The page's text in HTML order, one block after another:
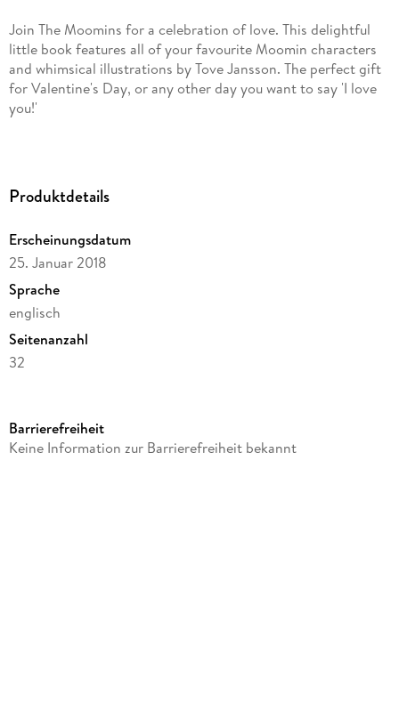
Join The Moomins for a celebration of love. This delightful
little book features all of your favourite Moomin characters
and whimsical illustrations by Tove Jansson. The perfect gift
for Valentine's Day, or any other day you want to say 'I love
you!'
Produktdetails
Erscheinungsdatum
25. Januar 2018
Sprache
englisch
Seitenanzahl
32
Verlag/Hersteller
Barrierefreiheit
Keine Information zur Barrierefreiheit bekannt